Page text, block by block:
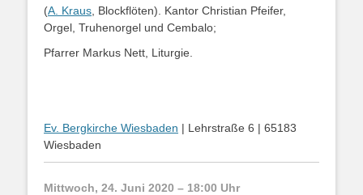
(A. Kraus , Blockflöten). Kantor Christian Pfeifer,
Orgel, Truhenorgel und Cembalo;
Pfarrer Markus Nett, Liturgie.
Ev. Bergkirche Wiesbaden | Lehrstraße 6 | 65183
Wiesbaden
Mittwoch, 24. Juni 2020 – 18:00 Uhr